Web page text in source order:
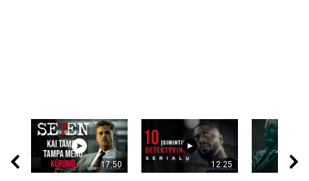
17:50 12:25